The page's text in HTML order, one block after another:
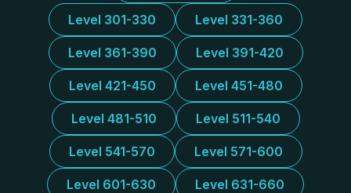
Level 301-330 Level 331-360
Level 361-390 Level 391-420
Level 421-450 Level 451-480
Level 481-510 Level 511-540
Level 541-570 Level 571-600
Level 601-630 Level 631-660